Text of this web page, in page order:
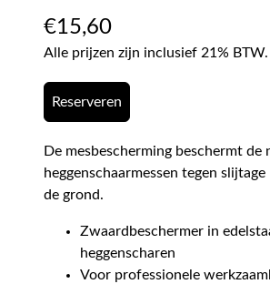
€15,60
Alle prijzen zijn inclusief 21% BTW.
Reserveren
De mesbescherming beschermt de
heggenschaarmessen tegen
de grond.
Zwaardbeschermer in
heggenscharen
Voor professionele